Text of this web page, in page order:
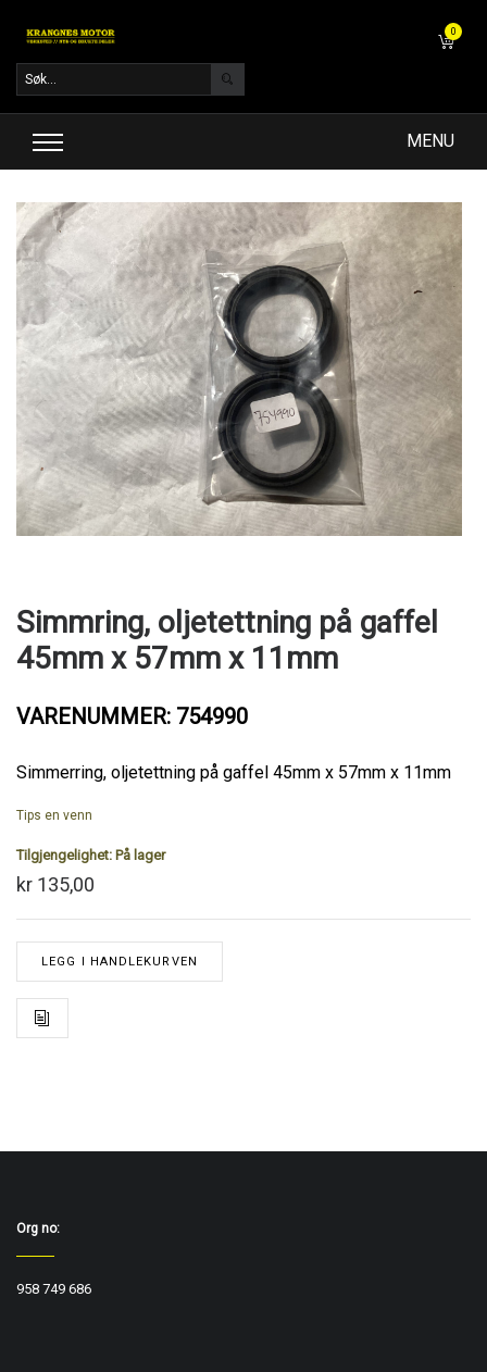
0
MENU
Simmring, oljetettning på gaffel
45mm x 57mm x 11mm
VARENUMMER: 754990
Simmerring, oljetettning på gaffel 45mm x 57mm x 11mm
Tips en venn
Tilgjengelighet: På lager
kr 135,00
LEGG I HANDLEKURVEN
Org no:
958 749 686